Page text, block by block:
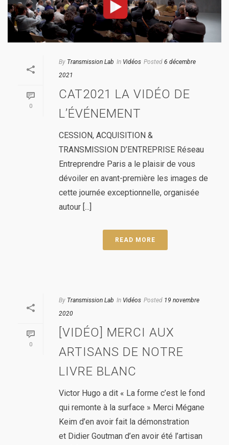
0
By Transmission Lab In Vidéos Posted 6 décembre
2021
CAT2021 LA VIDÉO DE
L’ÉVÉNEMENT
CESSION, ACQUISITION &
TRANSMISSION D’ENTREPRISE Réseau
Entreprendre Paris a le plaisir de vous
dévoiler en avant-première les images de
cette journée exceptionnelle, organisée
autour [...]
READ MORE
0
By Transmission Lab In Vidéos Posted 19 novembre
2020
[VIDÉO] MERCI AUX
ARTISANS DE NOTRE
LIVRE BLANC
Victor Hugo a dit « La forme c’est le fond
qui remonte à la surface » Merci Mégane
Keim d’en avoir fait la démonstration
et Didier Goutman d’en avoir été l’artisan